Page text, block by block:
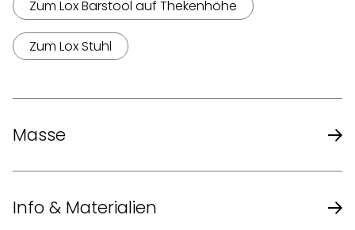
Zum Lox Barstool auf Thekenhöhe
Zum Lox Stuhl
Masse
Info & Materialien